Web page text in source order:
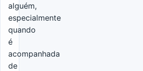
alguém,
especialmente
quando
é
acompanhada
de